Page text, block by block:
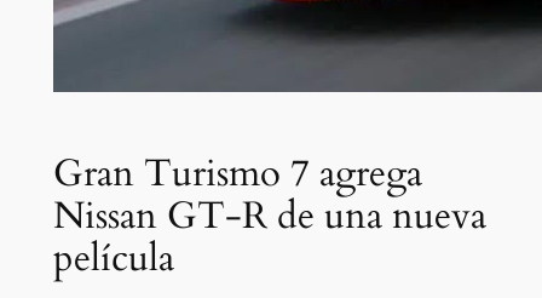
Gran Turismo 7 agrega
Nissan GT-R de una nueva
película